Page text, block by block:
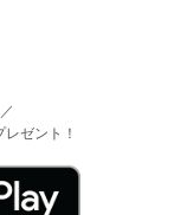
ゼント！